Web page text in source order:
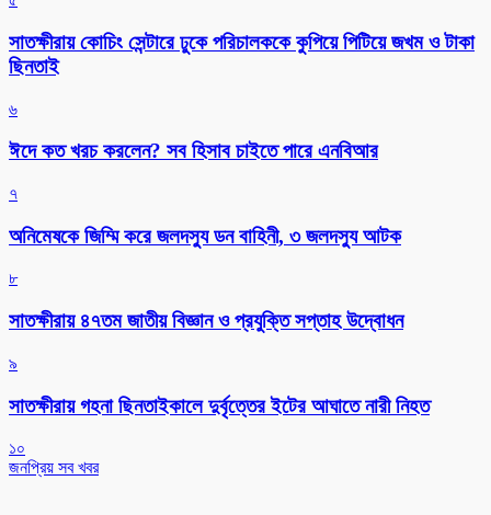
সাতক্ষীরায় কোচিং সেন্টারে ঢুকে পরিচালককে কুপিয়ে পিটিয়ে জখম ও টাকা
ছিনতাই
৬
ঈদে কত খরচ করলেন? সব হিসাব চাইতে পারে এনবিআর
৭
অনিমেষকে জিম্মি করে জলদস্যু ডন বাহিনী, ৩ জলদস্যু আটক
৮
সাতক্ষীরায় ৪৭তম জাতীয় বিজ্ঞান ও প্রযুক্তি সপ্তাহ উদ্বোধন
৯
সাতক্ষীরায় গহনা ছিনতাইকালে দুর্বৃত্তের ইটের আঘাতে নারী নিহত
১০
জনপ্রিয় সব খবর